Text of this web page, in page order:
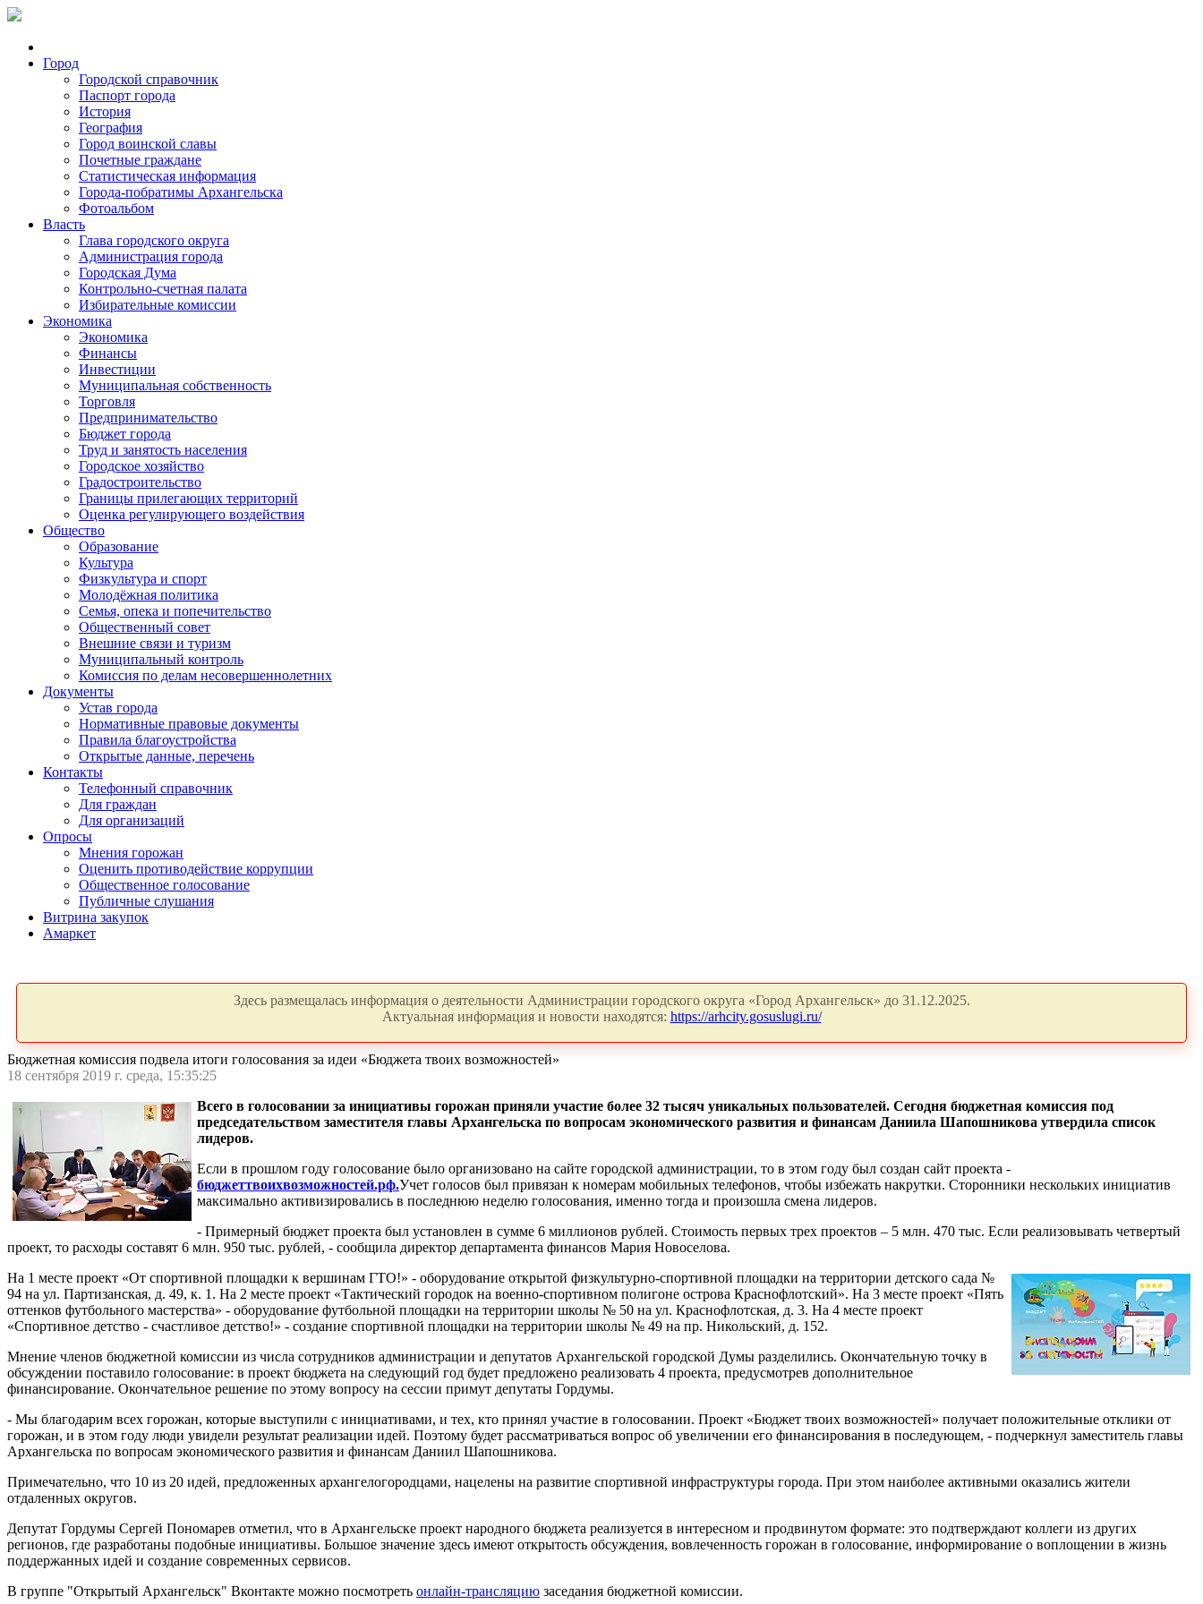
Город
Городской справочник
Паспорт города
История
География
Город воинской славы
Почетные граждане
Статистическая информация
Города-побратимы Архангельска
Фотоальбом
Власть
Глава городского округа
Администрация города
Городская Дума
Контрольно-счетная палата
Избирательные комиссии
Экономика
Экономика
Финансы
Инвестиции
Муниципальная собственность
Торговля
Предпринимательство
Бюджет города
Труд и занятость населения
Городское хозяйство
Градостроительство
Границы прилегающих территорий
Оценка регулирующего воздействия
Общество
Образование
Культура
Физкультура и спорт
Молодёжная политика
Семья, опека и попечительство
Общественный совет
Внешние связи и туризм
Муниципальный контроль
Комиссия по делам несовершеннолетних
Документы
Устав города
Нормативные правовые документы
Правила благоустройства
Открытые данные, перечень
Контакты
Телефонный справочник
Для граждан
Для организаций
Опросы
Мнения горожан
Оценить противодействие коррупции
Общественное голосование
Публичные слушания
Витрина закупок
Амаркет
Здесь размещалась информация о деятельности Администрации городского округа «Город Архангельск» до 31.12.2025.
Актуальная информация и новости находятся: https://arhcity.gosuslugi.ru/
Бюджетная комиссия подвела итоги голосования за идеи «Бюджета твоих возможностей»
18 сентября 2019 г. среда, 15:35:25
Всего в голосовании за инициативы горожан приняли участие более 32 тысяч уникальных пользователей. Сегодня бюджетная комиссия под
председательством заместителя главы Архангельска по вопросам экономического развития и финансам Даниила Шапошникова утвердила список
лидеров.
Если в прошлом году голосование было организовано на сайте городской администрации, то в этом году был создан сайт проекта -
бюджеттвоихвозможностей.рф.Учет голосов был привязан к номерам мобильных телефонов, чтобы избежать накрутки. Сторонники нескольких инициатив
максимально активизировались в последнюю неделю голосования, именно тогда и произошла смена лидеров.
- Примерный бюджет проекта был установлен в сумме 6 миллионов рублей. Стоимость первых трех проектов – 5 млн. 470 тыс. Если реализовывать четвертый
проект, то расходы составят 6 млн. 950 тыс. рублей, - сообщила директор департамента финансов Мария Новоселова.
На 1 месте проект «От спортивной площадки к вершинам ГТО!» - оборудование открытой физкультурно-спортивной площадки на территории детского сада №
94 на ул. Партизанская, д. 49, к. 1. На 2 месте проект «Тактический городок на военно-спортивном полигоне острова Краснофлотский». На 3 месте проект «Пять
оттенков футбольного мастерства» - оборудование футбольной площадки на территории школы № 50 на ул. Краснофлотская, д. 3. На 4 месте проект
«Спортивное детство - счастливое детство!» - создание спортивной площадки на территории школы № 49 на пр. Никольский, д. 152.
Мнение членов бюджетной комиссии из числа сотрудников администрации и депутатов Архангельской городской Думы разделились. Окончательную точку в
обсуждении поставило голосование: в проект бюджета на следующий год будет предложено реализовать 4 проекта, предусмотрев дополнительное
финансирование. Окончательное решение по этому вопросу на сессии примут депутаты Гордумы.
- Мы благодарим всех горожан, которые выступили с инициативами, и тех, кто принял участие в голосовании. Проект «Бюджет твоих возможностей» получает положительные отклики от
горожан, и в этом году люди увидели результат реализации идей. Поэтому будет рассматриваться вопрос об увеличении его финансирования в последующем, - подчеркнул заместитель главы
Архангельска по вопросам экономического развития и финансам Даниил Шапошникова.
Примечательно, что 10 из 20 идей, предложенных архангелогородцами, нацелены на развитие спортивной инфраструктуры города. При этом наиболее активными оказались жители
отдаленных округов.
Депутат Гордумы Сергей Пономарев отметил, что в Архангельске проект народного бюджета реализуется в интересном и продвинутом формате: это подтверждают коллеги из других
регионов, где разработаны подобные инициативы. Большое значение здесь имеют открытость обсуждения, вовлеченность горожан в голосование, информирование о воплощении в жизнь
поддержанных идей и создание современных сервисов.
В группе "Открытый Архангельск" Вконтакте можно посмотреть онлайн-трансляцию заседания бюджетной комиссии.